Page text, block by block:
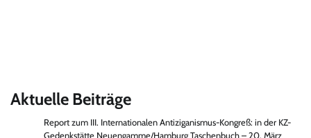
Aktuelle Beiträge
Report zum III. Internationalen Antiziganismus-Kongreß: in der KZ-
Gedenkstätte Neuengamme/Hamburg Taschenbuch – 20. März